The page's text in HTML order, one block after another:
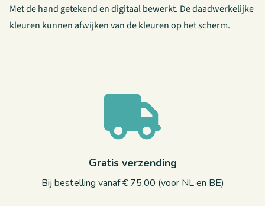
Met de hand getekend en digitaal bewerkt. De daadwerkelijke
kleuren kunnen afwijken van de kleuren op het scherm.
Gratis verzending
Bij bestelling vanaf € 75,00 (voor NL en BE)